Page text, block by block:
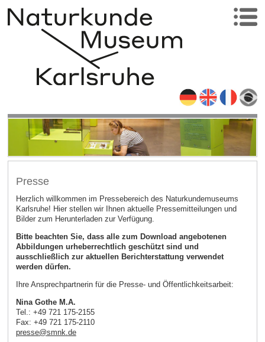
Presse
Herzlich willkommen im Pressebereich des Naturkundemuseums
Karlsruhe! Hier stellen wir Ihnen aktuelle Pressemitteilungen und
Bilder zum Herunterladen zur Verfügung.
Bitte beachten Sie, dass alle zum Download angebotenen
Abbildungen urheberrechtlich geschützt sind und
ausschließlich zur aktuellen Berichterstattung verwendet
werden dürfen.
Ihre Ansprechpartnerin für die Presse- und Öffentlichkeitsarbeit:
Nina Gothe M.A.
Tel.: +49 721 175-2155
Fax: +49 721 175-2110
presse@smnk de